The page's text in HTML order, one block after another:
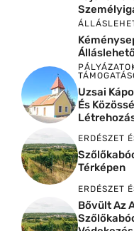
Uzsai
És
ERDÉSZET
Térképen
ERDÉSZET
Bővült Az